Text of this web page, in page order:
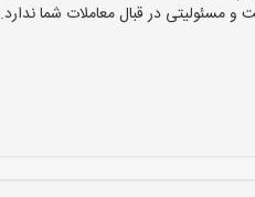
مسئولیتی در قبال معاملات شما ندارد.